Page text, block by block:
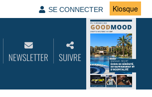
SE CONNECTER Kiosque
NEWSLETTER SUIVRE